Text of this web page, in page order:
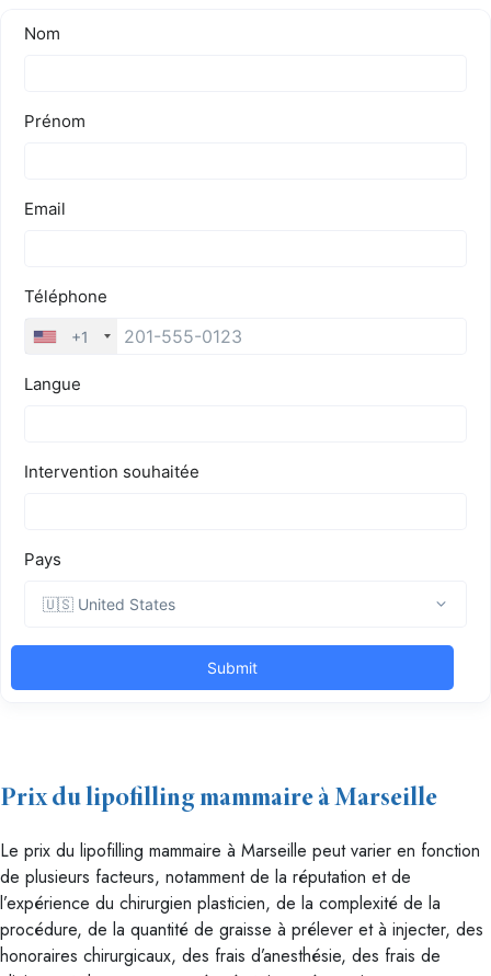
Prix du lipofilling mammaire à Marseille
Le prix du lipofilling mammaire à Marseille peut varier en fonction
de plusieurs facteurs, notamment de la réputation et de
l’expérience du chirurgien plasticien, de la complexité de la
procédure, de la quantité de graisse à prélever et à injecter, des
honoraires chirurgicaux, des frais d’anesthésie, des frais de